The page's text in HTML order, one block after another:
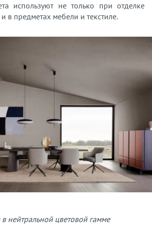
используют не только при отделке
в предметах мебели и текстиле.
в нейтральной цветовой гамме